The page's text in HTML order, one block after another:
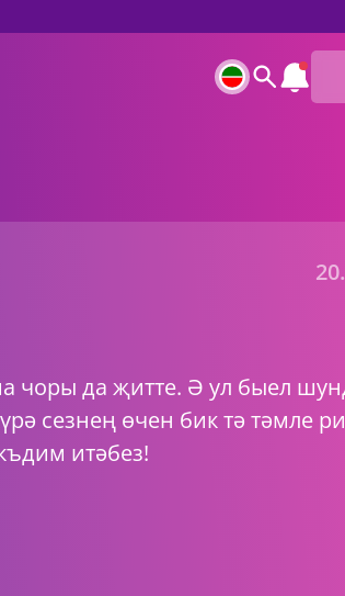
чоры да җитте. Ә ул быел
сезнең өчен бик тә тәмле
итәбез!